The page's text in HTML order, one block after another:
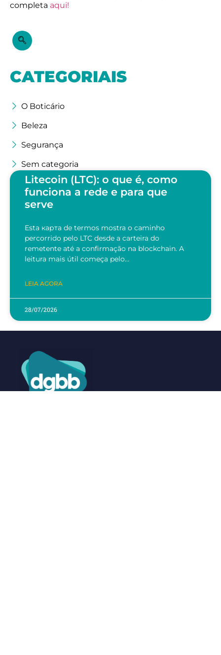
completa aqui!
CATEGORIAIS
O Boticário
Beleza
Segurança
Sem categoria
Litecoin (LTC): o que é, como
funciona a rede e para que
serve
Esta карта de termos mostra o caminho
percorrido pelo LTC desde a carteira do
remetente até a confirmação na blockchain. A
leitura mais útil começa pelo…
LEIA AGORA
28/07/2026